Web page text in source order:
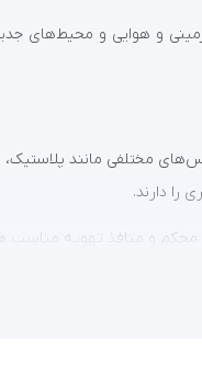
و هوایی و محیط‌های
مختلفی مانند
را دارند.
محکم و منافذ تهویه